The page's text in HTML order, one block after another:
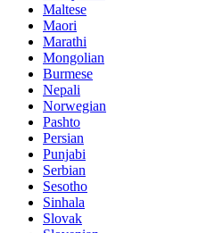
Maltese
Maori
Marathi
Mongolian
Burmese
Nepali
Norwegian
Pashto
Persian
Punjabi
Serbian
Sesotho
Sinhala
Slovak